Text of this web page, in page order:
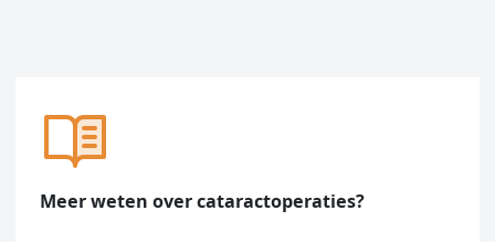
Meer weten over cataractoperaties?